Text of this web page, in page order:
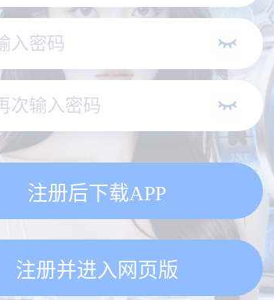
注册后下载APP
注册并进入网页版